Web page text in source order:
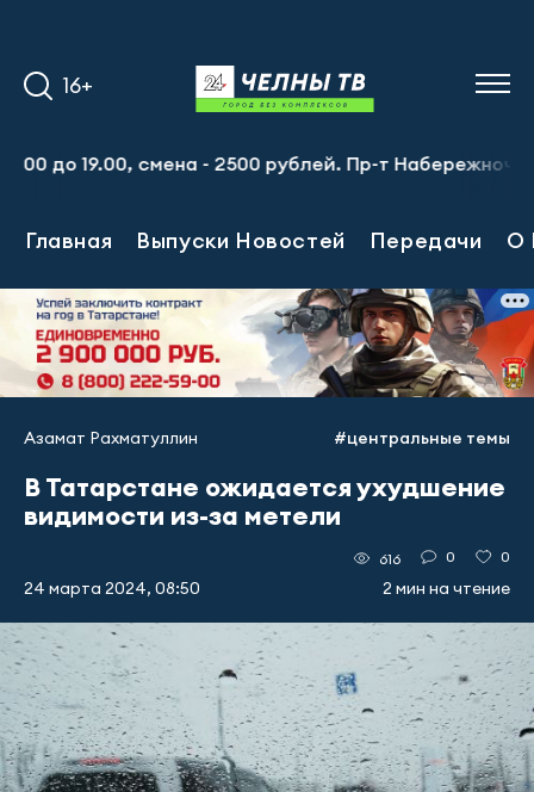
16+
19.00, смена - 2500 рублей. Пр-т
Главная Выпуски Новостей Передачи О
Азамат Рахматуллин #центральные темы
В Татарстане ожидается ухудшение
видимости из-за метели
24 марта 2024, 08:50
616 0 0
2 мин на чтение